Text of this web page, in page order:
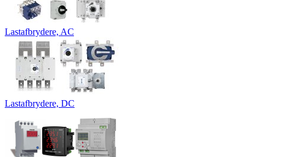
Lastafbrydere, AC
Lastafbrydere, DC